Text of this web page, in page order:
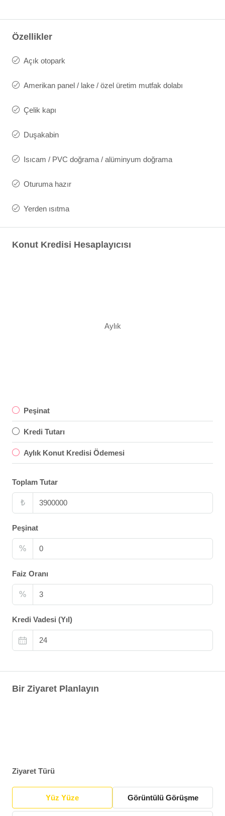
Özellikler
Açık otopark
Amerikan panel / lake / özel üretim mutfak dolabı
Çelik kapı
Duşakabin
Isıcam / PVC doğrama / alüminyum doğrama
Oturuma hazır
Yerden ısıtma
Konut Kredisi Hesaplayıcısı
Aylık
Peşinat
Kredi Tutarı
Aylık Konut Kredisi Ödemesi
Toplam Tutar
₺
Peşinat
%
Faiz Oranı
%
Kredi Vadesi (Yıl)
Bir Ziyaret Planlayın
Ziyaret Türü
Yüz Yüze Görüntülü Görüşme